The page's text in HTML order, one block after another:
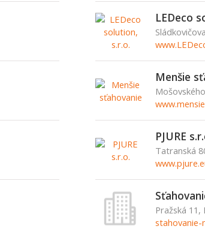
LEDeco
Menšie
PJURE
Tatranská
Pražská
stahovanie-